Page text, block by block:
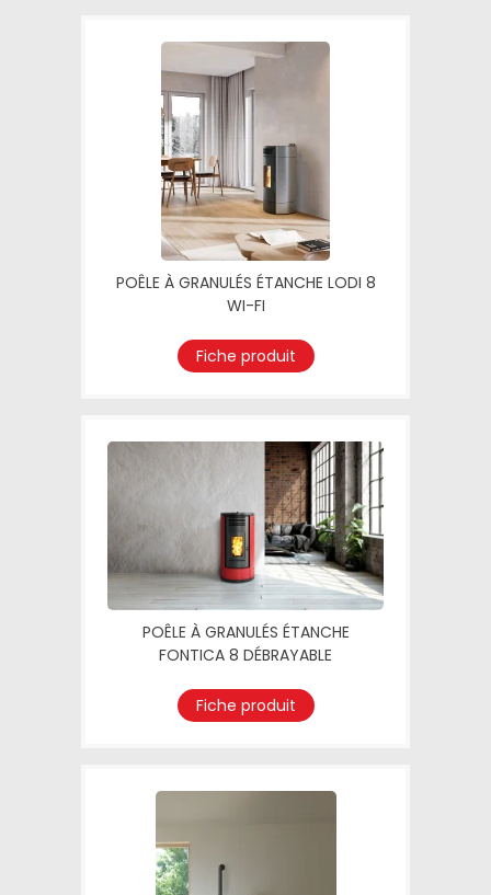
POÊLE À GRANULÉS ÉTANCHE LODI 8
WI-FI
Fiche produit
POÊLE À GRANULÉS ÉTANCHE
FONTICA 8 DÉBRAYABLE
Fiche produit